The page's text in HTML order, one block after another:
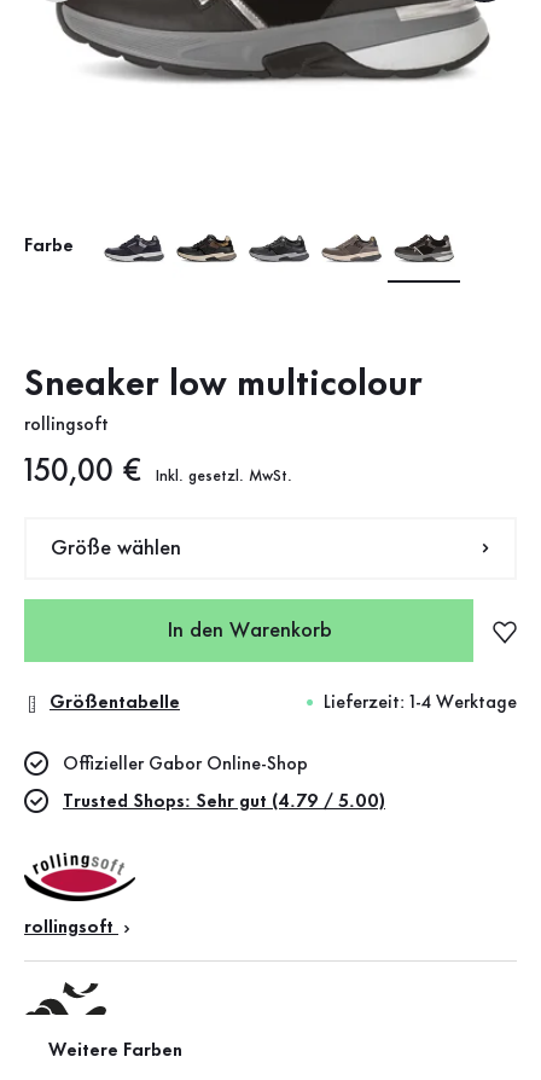
Farbe
Sneaker low multicolour
rollingsoft
Neuer Preis
150,00 € Inkl. gesetzl. MwSt.
Größe wählen
In den Warenkorb
Größentabelle Lieferzeit: 1-4 Werktage
Weitere Farben
Offizieller Gabor Online-Shop
Trusted Shops: Sehr gut (4.79 / 5.00)
rollingsoft
Wechselfußbett